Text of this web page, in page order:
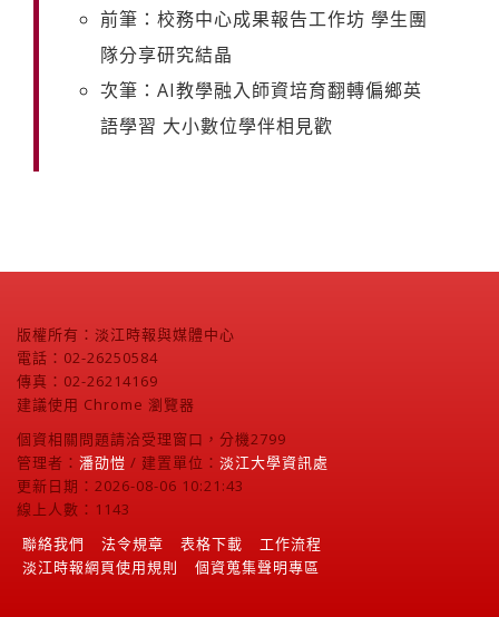
前筆：校務中心成果報告工作坊 學生團
隊分享研究結晶
次筆：AI教學融入師資培育翻轉偏鄉英
語學習 大小數位學伴相見歡
版權所有：淡江時報與媒體中心
電話：02-26250584
傳真：02-26214169
建議使用 Chrome 瀏覽器
個資相關問題請洽受理窗口，分機2799
管理者： 潘劭愷 / 建置單位： 淡江大學資訊處
更新日期：2026-08-06 10:21:43
線上人數：1143
聯絡我們
法令規章 表格下載
工作流程
淡江時報網頁使用規則
個資蒐集聲明專區